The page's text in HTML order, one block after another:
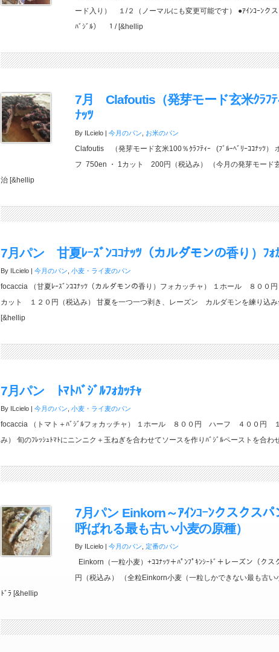
ード入り） １/２（ノーマルにも変更可能です） ●ｱｲﾝｺｰﾝクス
ﾊﾞｼﾞﾙ） １/ [&hellip
7月 Clafoutis（発芽モード玄米ｸﾗﾌﾃ
ﾅｯﾂ
By ILcielo | 今月のパン お米のパン
Clafoutis （発芽モード玄米100％ｸﾗﾌﾃｨｰ (ﾌﾞﾙｰﾍﾞﾘｰｺｺﾅｯﾂ）
フ 750en ・ 1カット 200円（税込み） （今月の発芽モード
治 [&hellip
7月パン 甘夏ﾚｰｽﾞﾝｺｺﾅｯﾂ（カルダモンの香り）ﾌｫ
By ILcielo | 今月のパン 小麦・ライ麦のパン
focaccia （甘夏ﾚｰｽﾞﾝｺｺﾅｯﾂ（カルダモンの香り）フォカッチャ） １ホール ８０
カット １２０円（税込み） 甘夏を一つ一つ剥き、レーズン カルダモンを練り込み
[&hellip
7月パン ﾄﾏﾄﾊﾞｼﾞﾙﾌｫｶｯﾁｬ
By ILcielo | 今月のパン 小麦・ライ麦のパン
focaccia （トマト＋ﾊﾞｼﾞﾙフォカッチャ） １ホール ８００円 ハーフ ４００円
み） 旬のﾌﾚｯｼｭﾄﾏﾄにニンニク＋玉ねぎを合わせてソースを作りﾊﾞｼﾞﾙペーストを合わ
7月パン Einkorn～ｱｲﾝｺｰﾝクスクスパ
呼ばれる最も古い小麦の原種）
By ILcielo | 今月のパン 定番のパン
Einkorn（一粒小麦）+ｺｺﾅｯﾂ＋ﾊﾟﾝﾌﾟｷﾝｼｰﾄﾞ＋レーズン（ク
円（税込み） （全粒Einkorn小麦（一粒しかできない最も古い
ﾄﾞﾗ [&hellip